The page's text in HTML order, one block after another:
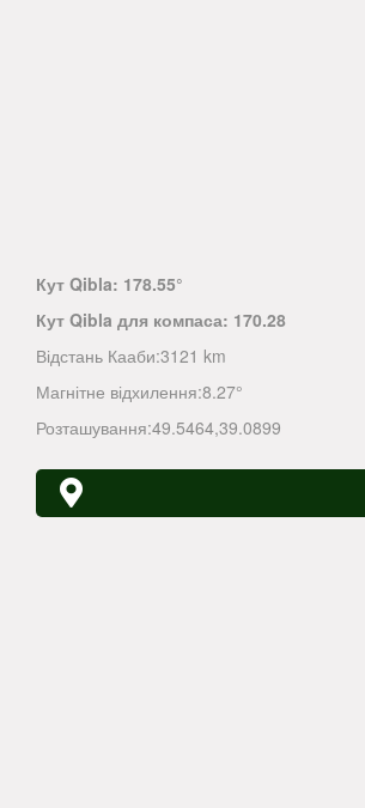
Кут Qibla: 178.55°
Кут Qibla для компаса: 170.28
Відстань Кааби:3121 km
Магнітне відхилення:8.27°
Розташування:49.5464,39.0899